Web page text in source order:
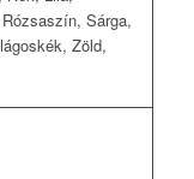
Sárga,
Zöld,